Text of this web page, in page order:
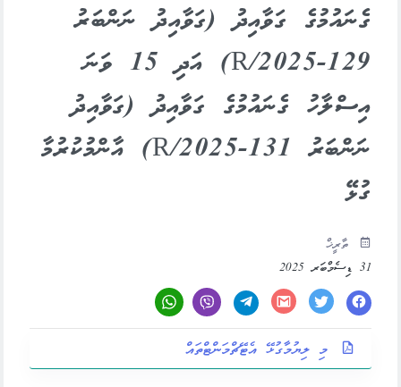
ގެނައުމުގެ ގަވާއިދު (ގަވާއިދު ނަންބަރު
129-R/2025) އަދި 15 ވަނަ
އިސްލާހު ގެނައުމުގެ ގަވާއިދު (ގަވާއިދު
ނަންބަރު 131-R/2025) އާންމުކުރުމާ
ގުޅޭ
ތާރީޚް
31 ޑިސެމްބަރ 2025
މި ލިޔުމާގުޅޭ އެޓޭޗްމަންޓްތައް